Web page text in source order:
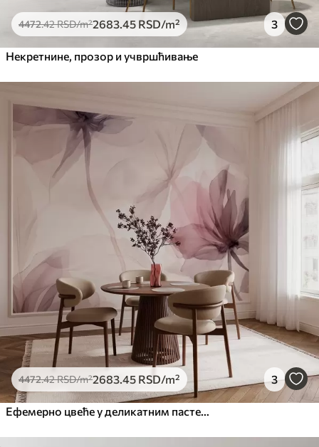
4472.42RSD/m²2683 .45 RSD/m² 3
Некретнине, прозор и учвршћивање
4472.42RSD/m²2683 .45 RSD/m² 3